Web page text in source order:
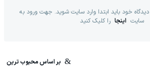
خود باید ابتدا وارد سایت شوید. جهت ورود به
سایت اینجا را کلیک کنید
بر اساس محبوب ترین